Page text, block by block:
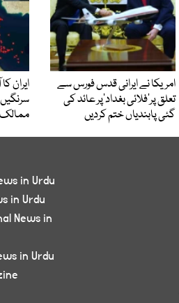
امریکا نے ایرانی قدس فورس سے
تعلق پر’فلائی بغداد‘پر عائد کی
گئی پابندیاں ختم کردیں
ایران
ممالک
in Urdu
in Urdu
News in
in Urdu